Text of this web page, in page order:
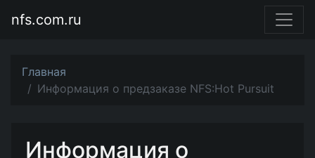
nfs.com.ru
Главная
Информация о предзаказе NFS:Hot Pursuit
Информация о